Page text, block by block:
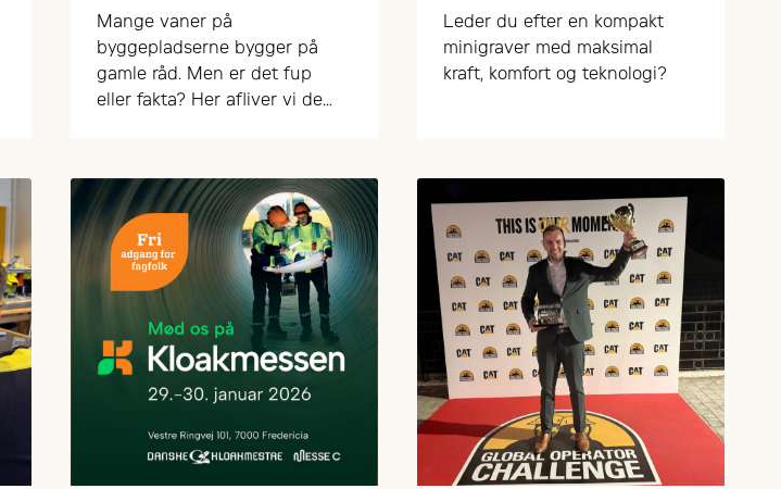
Mange vaner på
byggepladserne bygger på
gamle råd. Men er det fup
eller fakta? Her afliver vi de
maskinerne
udstyr
Leder du efter en kompakt
minigraver med maksimal
kraft, komfort og teknologi?